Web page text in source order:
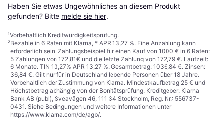
Haben Sie etwas Ungewöhnliches an diesem Produkt
gefunden? Bitte melde sie hier.
¹Vorbehaltlich Kreditwürdigkeitsprüfung.
²Bezahle in 6 Raten mit Klarna, * APR 13,27 %. Eine Anzahlung kann
erforderlich sein. Zahlungsbeispiel für einen Kauf von 1000 € in 6 Raten:
5 Zahlungen von 172,81€ und die letzte Zahlung von 172,79 €. Laufzeit:
6 Monate. TIN 13,27% APR 13,27 %. Gesamtbetrag: 1036,84 €. Zinsen:
36,84 €. Gilt nur für in Deutschland lebende Personen über 18 Jahre.
Vorbehaltlich der Zustimmung von Klarna. Mindestkaufbetrag 25 € und
Höchstbetrag abhängig von der Bonitätsprüfung. Kreditgeber: Klarna
Bank AB (publ), Sveavägen 46, 111 34 Stockholm, Reg. Nr.: 556737-
0431. Siehe Bedingungen und weitere Informationen unter
https://www.klarna.com/de/agb/.